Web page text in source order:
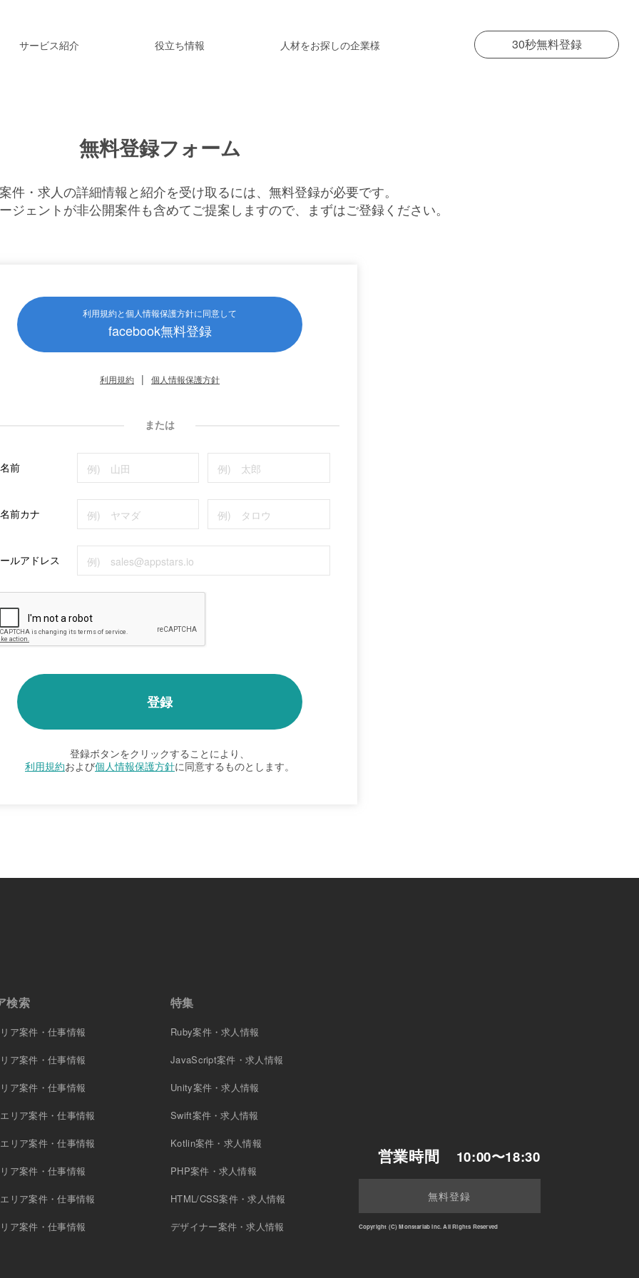
サービス紹介 役立ち情報 人材をお探しの企業様 30秒無料登録
無料登録フォーム
件・求人の詳細情報と紹介を受け取るには、無料登録が必要です。
ジェントが非公開案件も含めてご提案しますので、まずはご登録ください。
利用規約と個人情報保護方針に同意して
facebook無料登録
利用規約 | 個人情報保護方針
または
前
前カナ
ルアドレス
登録ボタンをクリックすることにより、
利用規約および個人情報保護方針に同意するものとします。
検索
ア案件・仕事情報
ア案件・仕事情報
ア案件・仕事情報
リア案件・仕事情報
リア案件・仕事情報
ア案件・仕事情報
リア案件・仕事情報
ア案件・仕事情報
特集
Ruby案件・求人情報
JavaScript案件・求人情報
Unity案件・求人情報
Swift案件・求人情報
Kotlin案件・求人情報
PHP案件・求人情報
HTML/CSS案件・求人情報
デザイナー案件・求人情報
営業時間 10:00〜18:30
無料登録
Copyright (C) Monstarlab Inc. All Rights Reserved